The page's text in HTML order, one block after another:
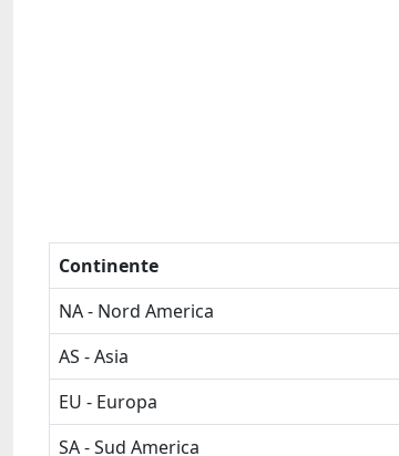
Continente
NA - Nord America
AS - Asia
EU - Europa
SA - Sud America